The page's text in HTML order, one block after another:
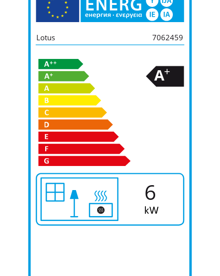
Lotus 7062459
6
A+